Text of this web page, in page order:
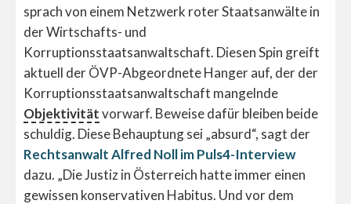
sprach von einem Netzwerk roter Staatsanwälte in
der Wirtschafts- und
Korruptionsstaatsanwaltschaft. Diesen Spin greift
aktuell der ÖVP-Abgeordnete Hanger auf, der der
Korruptionsstaatsanwaltschaft mangelnde
Objektivitätvorwarf. Beweise dafür bleiben beide
schuldig. Diese Behauptung sei „absurd“, sagt der
Rechtsanwalt Alfred Noll im Puls4-Interview
dazu. „Die Justiz in Österreich hatte immer einen
gewissen konservativen Habitus. Und vor dem